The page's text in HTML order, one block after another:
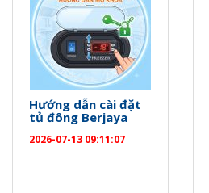
Hướng dẫn cài đặt
tủ đông Berjaya
2026-07-13 09:11:07